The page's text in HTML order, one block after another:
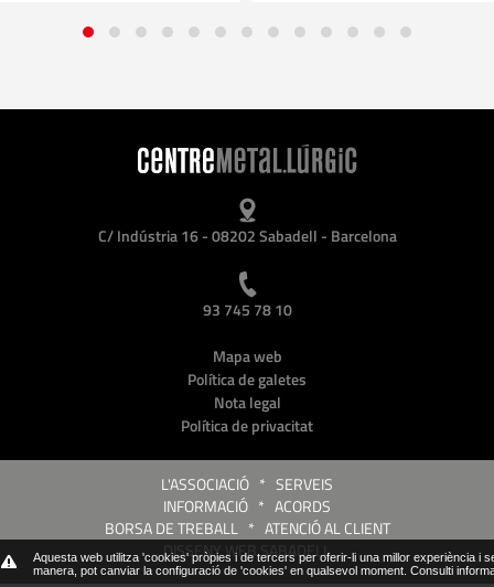
Aquesta web utilitza 'cookies' pròpies i de tercers per oferir-li una millor experiència
manera, pot canviar la configuració de 'cookies' en qualsevol moment. Consulti
C/ Indústria 16 - 08202 Sabadell - Barcelona
93 745 78 10
Mapa web
Política de galetes
Nota legal
Política de privacitat
L'ASSOCIACIÓ * SERVEIS
INFORMACIÓ * ACORDS
BORSA DE TREBALL* ATENCIÓ AL CLIENT
DISSENY WEB SABADELL